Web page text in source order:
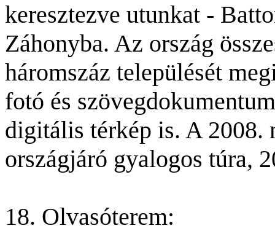
keresztezve utunkat -
Záhonyba. Az ország
háromszáz települését
fotó és
digitális térkép is. A 2008.
országjáró gyalogos túra,
18. Olvasóterem: